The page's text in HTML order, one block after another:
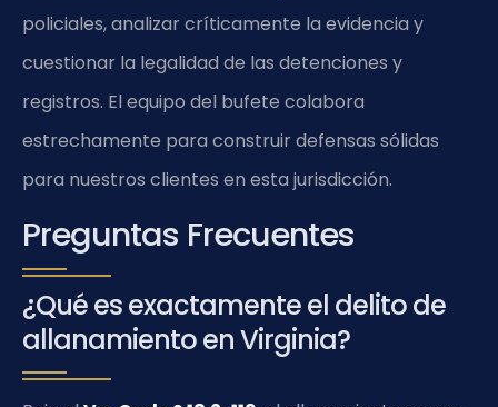
policiales, analizar críticamente la evidencia y
cuestionar la legalidad de las detenciones y
registros. El equipo del bufete colabora
estrechamente para construir defensas sólidas
para nuestros clientes en esta jurisdicción.
Preguntas Frecuentes
¿Qué es exactamente el delito de
allanamiento en Virginia?